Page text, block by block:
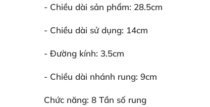
- Chiều dài sản phẩm: 28.5cm
- Chiều dài sử dụng: 14cm
- Đường kính: 3.5cm
- Chiều dài nhánh rung: 9cm
Chức năng: 8 Tần số rung